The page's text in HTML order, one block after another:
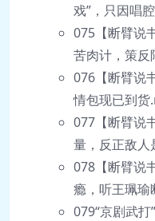
戏”，只因唱
075【断臂说
苦肉计，策
076【断臂说
情包现已到
077【断臂说
量，反正敌
078【断臂说
瘾，听王珮
079“京剧武